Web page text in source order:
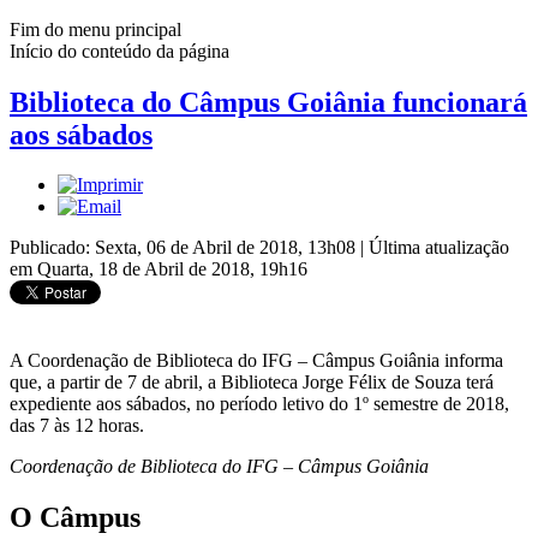
Fim do menu principal
Início do conteúdo da página
Biblioteca do Câmpus Goiânia funcionará
aos sábados
Publicado: Sexta, 06 de Abril de 2018, 13h08 | Última atualização
em Quarta, 18 de Abril de 2018, 19h16
A Coordenação de Biblioteca do IFG – Câmpus Goiânia informa
que, a partir de 7 de abril, a Biblioteca Jorge Félix de Souza terá
expediente aos sábados, no período letivo do 1º semestre de 2018,
das 7 às 12 horas.
Coordenação de Biblioteca do IFG – Câmpus Goiânia
O Câmpus